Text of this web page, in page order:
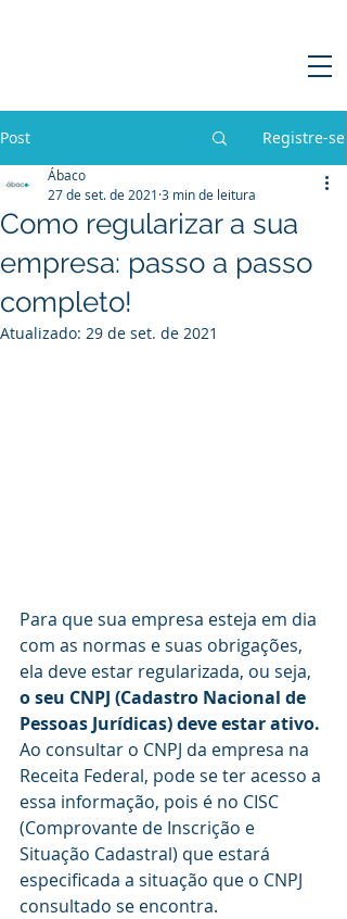
Post Registre-se
Como regularizar a sua
empresa: passo a passo
completo!
Ábaco
27 de set. de 2021 3 min de leitura
Atualizado: 29 de set. de 2021
Para que sua empresa esteja em dia
com as normas e suas obrigações,
ela deve estar regularizada, ou seja,
o seu CNPJ (Cadastro Nacional de
Pessoas Jurídicas) deve estar ativo.
Ao consultar o CNPJ da empresa na
Receita Federal, pode se ter acesso a
essa informação, pois é no CISC
(Comprovante de Inscrição e
Situação Cadastral) que estará
especificada a situação que o CNPJ
consultado se encontra.